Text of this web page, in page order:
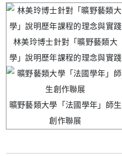
林美玲博士針對「曠野藝類大
學」說明歷年課程的理念與實踐
曠野藝類大學「法國學年」師生
創作聯展